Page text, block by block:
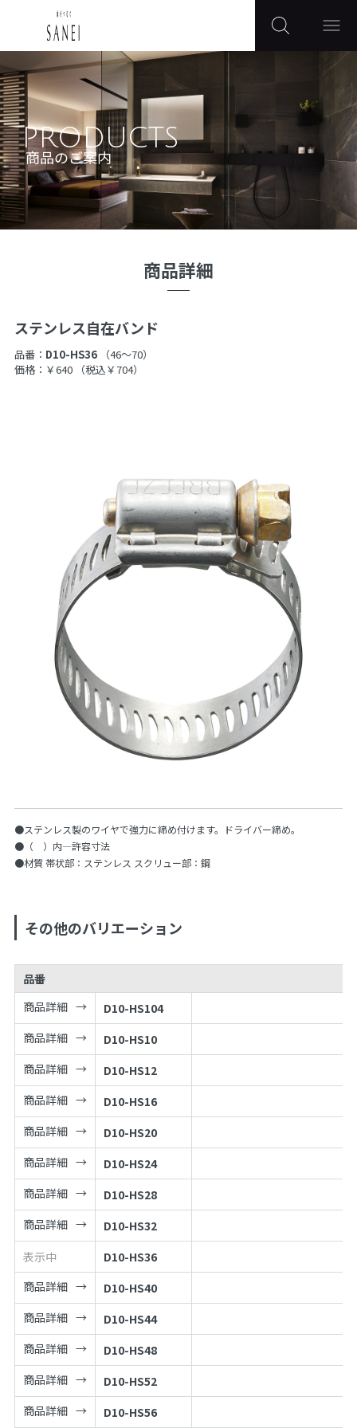
PRODUCTS
商品のご案内
商品詳細
ステンレス自在バンド
品番： D10-HS36
（46〜70）
価格：￥640
（税込￥704）
●ステンレス製のワイヤで強力に締め付けます。ドライバー締め。
●（ ）内—許容寸法
●材質 帯状部：ステンレス スクリュー部：鋼
その他のバリエーション
品番
商品詳細
D10-HS104
商品詳細
D10-HS10
商品詳細
D10-HS12
商品詳細
D10-HS16
商品詳細
D10-HS20
商品詳細
D10-HS24
商品詳細
D10-HS28
商品詳細
D10-HS32
表示中
D10-HS36
商品詳細
D10-HS40
商品詳細
D10-HS44
商品詳細
D10-HS48
商品詳細
D10-HS52
商品詳細
D10-HS56